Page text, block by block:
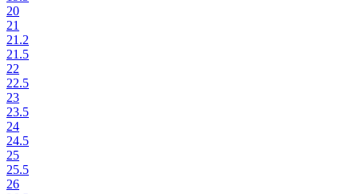
20
21
21.2
21.5
22
22.5
23
23.5
24
24.5
25
25.5
26